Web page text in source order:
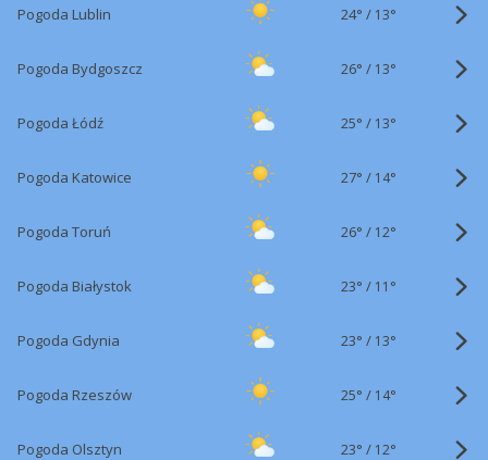
Pogoda Lublin 24° / 13°
Pogoda Bydgoszcz 26° / 13°
Pogoda Łódź 25° / 13°
Pogoda Katowice 27° / 14°
Pogoda Toruń 26° / 12°
Pogoda Białystok 23° / 11°
Pogoda Gdynia 23° / 13°
Pogoda Rzeszów 25° / 14°
Pogoda Olsztyn 23° / 12°